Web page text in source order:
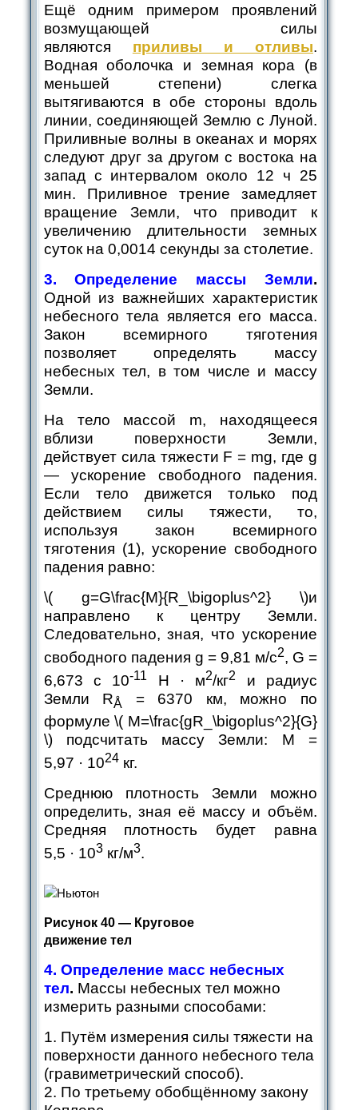
Ещё одним примером проявлений
возмущающей силы
являются приливы и отливы.
Водная оболочка и земная кора (в
меньшей степени) слегка
вытягиваются в обе стороны вдоль
линии, соединяющей Землю с Луной.
Приливные волны в океанах и морях
следуют друг за другом с востока на
запад с интервалом около 12 ч 25
мин. Приливное трение замедляет
вращение Земли, что приводит к
увеличению длительности земных
суток на 0,0014 секунды за столетие.
3. Определение массы Земли.
Одной из важнейших характеристик
небесного тела является его масса.
Закон всемирного тяготения
позволяет определять массу
небесных тел, в том числе и массу
Земли.
На тело массой m, находящееся
вблизи поверхности Земли,
действует сила тяжести F = mg, где g
— ускорение свободного падения.
Если тело движется только под
действием силы тяжести, то,
используя закон всемирного
тяготения (1), ускорение свободного
падения равно:
\( g=G\frac{M}{R_\bigoplus^2} \)и
направлено к центру Земли.
Следовательно, зная, что ускорение
свободного падения g = 9,81 м/с2, G =
6,673 c 10-11 Н · м2/кг2
и радиус
Земли RÅ
= 6370 км, можно по
формуле ​\( M=\frac{gR_\bigoplus^2}{G}
\)подсчитать массу Земли: М =
5,97 · 1024кг.
Среднюю плотность Земли можно
определить, зная её массу и объём.
Средняя плотность будет равна
5,5 · 103кг/м3.
Рисунок 40 — Круговое
движение тел
4. Определение масс небесных
тел. Массы небесных тел можно
измерить разными способами:
1. Путём измерения силы тяжести на
поверхности данного небесного тела
(гравиметрический способ).
2. По третьему обобщённому закону